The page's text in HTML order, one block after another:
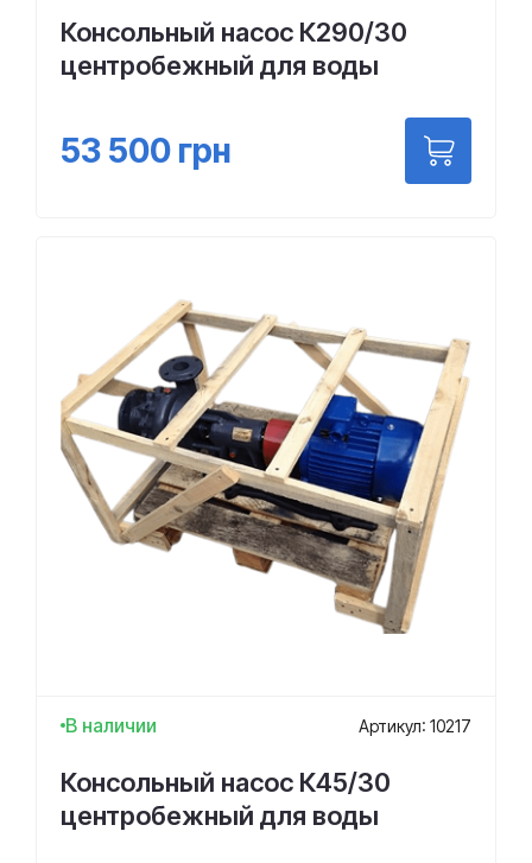
Консольный насос К290/30
центробежный для воды
53 500 грн
В наличии Артикул: 10217
Консольный насос К45/30
центробежный для воды